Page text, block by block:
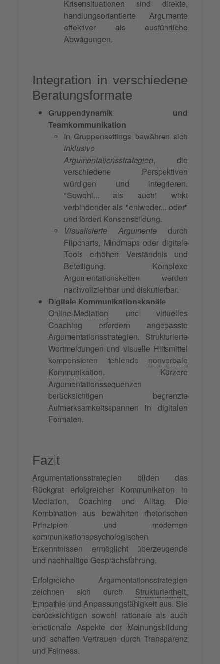
Krisensituationen sind direkte,
handlungsorientierte Argumente
effektiver als ausführliche
Abwägungen.
Integration in verschiedene
Beratungsformate
Gruppendynamik und
Teamkommunikation
In Gruppensettings bewähren sich
inklusive
Argumentationsstrategien, die
verschiedene Perspektiven
würdigen und integrieren.
"Sowohl... als auch" wirkt
verbindender als "entweder... oder"
und fördert Konsensbildung.
Visualisierte Argumente durch
Flipcharts, Mindmaps oder digitale
Tools erhöhen Verständnis und
Beteiligung. Komplexe
Argumentationsketten werden
nachvollziehbar und diskutierbar.
Digitale Kommunikationskanäle
Online-Mediation und virtuelles
Coaching erfordern angepasste
Argumentationsstrategien. Strukturierte
Wortmeldungen und visuelle Hilfsmittel
kompensieren fehlende nonverbale
Kommunikation. Kürzere
Argumentationssequenzen
berücksichtigen begrenzte
Aufmerksamkeitsspannen in digitalen
Formaten.
Fazit
Argumentationsstrategien bilden das
Rückgrat erfolgreicher Kommunikation in
Mediation, Coaching und Alltag. Die
Kombination aus bewährten rhetorischen
Prinzipien und modernen
kommunikationspsychologischen
Erkenntnissen ermöglicht überzeugende
und nachhaltige Gesprächsführung.
Erfolgreiche Argumentationsstrategien
zeichnen sich durch Strukturiertheit,
Empathie und Anpassungsfähigkeit aus. Sie
berücksichtigen sowohl rationale als auch
emotionale Aspekte der Meinungsbildung
und schaffen Vertrauen durch Transparenz
und Fairness.